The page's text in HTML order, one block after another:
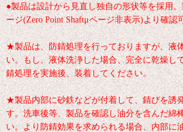
●製品は設計から見直し独自の形状等を採用
ージ(Zero Point Shaftμページ非表示)より確認
★製品は、防錆処理を行っておりますが、液
い。もし、液体洗浄した場合、完全に乾燥し
錆処理を実施後、装着してください。
★製品内部に砂鉄などが付着して、錆びを誘
す。洗車後等、製品を確認し油分を含んだ綿
い。より防錆効果を求められる場合、内部に